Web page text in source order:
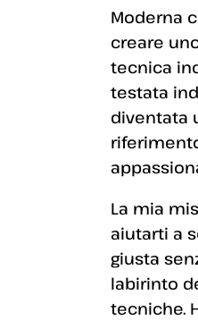
Moderna
creare
tecnica
testata
diventata
La mia
aiutarti a
giusta
labirinto
tecniche.